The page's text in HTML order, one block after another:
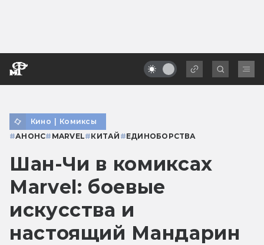
Кино | Комиксы
#АНОНС# MARVEL#КИТАЙ #ЕДИНОБОРСТВА
Шан-Чи в комиксах
Marvel: боевые
искусства и
настоящий Мандарин